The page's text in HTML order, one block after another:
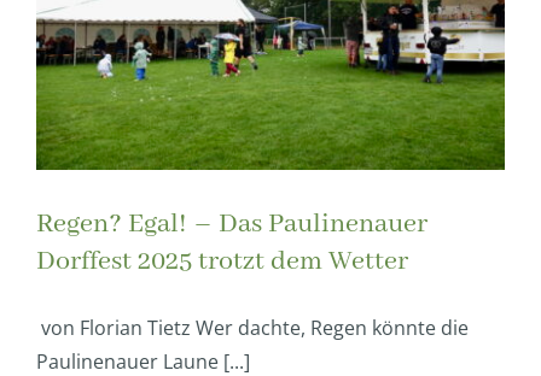
Regen? Egal! – Das Paulinenauer
Dorffest 2025 trotzt dem Wetter
von Florian Tietz Wer dachte, Regen könnte die
Paulinenauer Laune [...]